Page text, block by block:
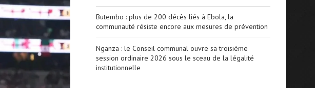
Butembo : plus de 200 décès liés à Ebola, la
communauté résiste encore aux mesures de prévention
Nganza : le Conseil communal ouvre sa troisième
session ordinaire 2026 sous le sceau de la légalité
institutionnelle